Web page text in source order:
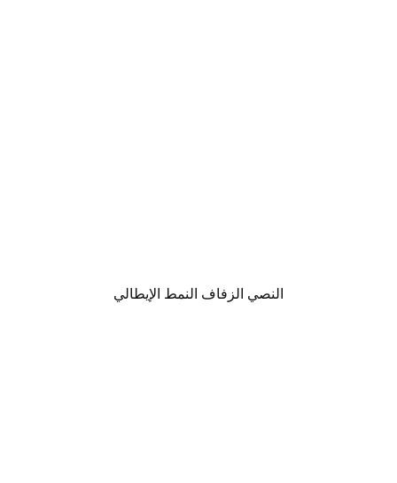
النصي الزفاف النمط الإيطالي